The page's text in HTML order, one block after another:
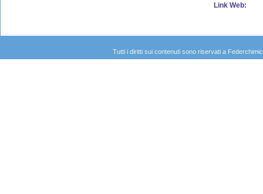
Link Web:
Tutti i diritti sui contenuti sono riservati a